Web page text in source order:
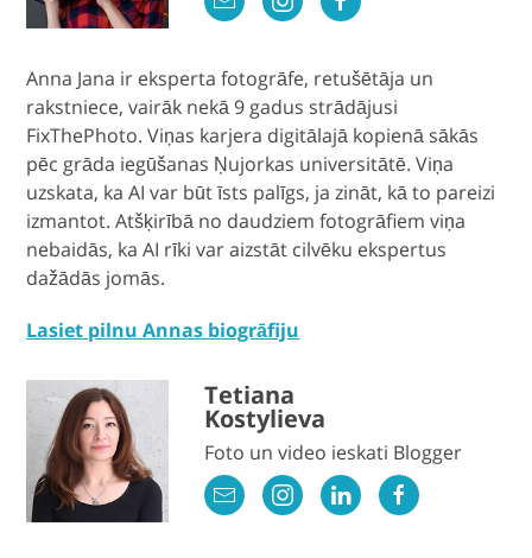
Anna Jana ir eksperta fotogrāfe, retušētāja un
rakstniece, vairāk nekā 9 gadus strādājusi
FixThePhoto. Viņas karjera digitālajā kopienā sākās
pēc grāda iegūšanas Ņujorkas universitātē. Viņa
uzskata, ka AI var būt īsts palīgs, ja zināt, kā to pareizi
izmantot. Atšķirībā no daudziem fotogrāfiem viņa
nebaidās, ka AI rīki var aizstāt cilvēku ekspertus
dažādās jomās.
Lasiet pilnu Annas biogrāfiju
Tetiana
Kostylieva
Foto un video ieskati Blogger